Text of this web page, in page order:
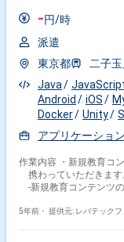
-円/時
派遣
東京都
二子
Java
Android
iOS
Docker
Unity
アプリケーショ
作業内容 ・新規教育コ
携わっていただきます
-新規教育コンテンツ
5年前・ 提供元: レバテックフ